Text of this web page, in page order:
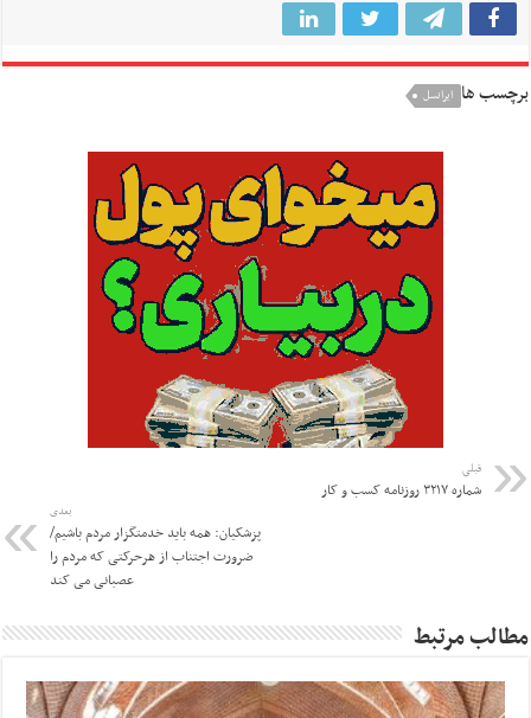
برچسب ها ایرانسل
قبلی
شماره ۳۲۱۷ روزنامه کسب و کار
بعدی
پزشکیان: همه باید خدمتگزار مردم باشیم/
ضرورت اجتناب از هرحرکتی که مردم را
عصبانی می کند
مطالب مرتبط